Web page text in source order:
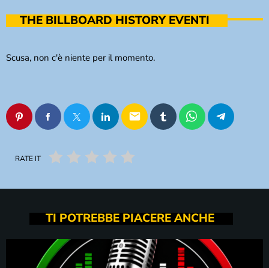
THE BILLBOARD HISTORY EVENTI
Scusa, non c'è niente per il momento.
email
RATE IT
TI POTREBBE PIACERE ANCHE